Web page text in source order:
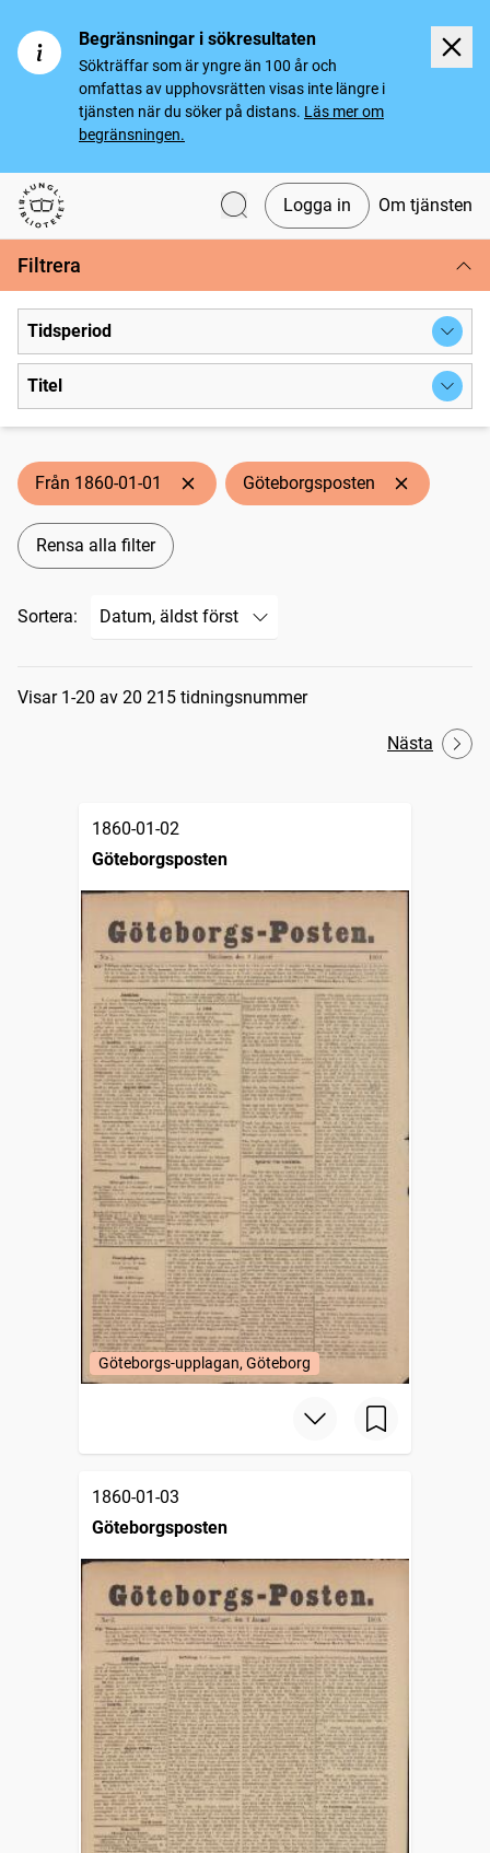
Begränsningar i sökresultaten
Sökträffar som är yngre än 100 år och
omfattas av upphovsrätten visas inte längre i
tjänsten när du söker på distans. Läs mer om
begränsningen.
Svenska tidningar
Logga in Om tjänsten
Filtrera
Tidsperiod
Titel
Från 1860-01-01 Göteborgsposten
Rensa alla filter
Sortera:
Sökresultat
Visar 1-20 av 20 215 tidningsnummer
Nästa
1860-01-02
Göteborgsposten
Göteborgs-upplagan, Göteborg
1860-01-03
Göteborgsposten